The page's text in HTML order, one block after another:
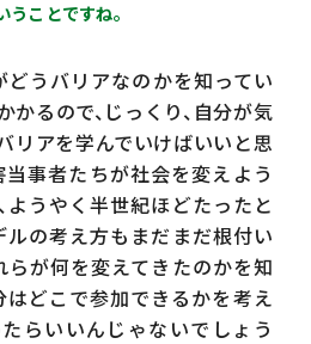
ことですね。
どうバリアなのかを知ってい
かるので、じっくり、自分が気
リアを学んでいけばいいと思
当事者たちが社会を変えよう
ようやく半世紀ほどたったと
ルの考え方もまだまだ根付い
らが何を変えてきたのかを知
はどこで参加できるかを考え
らいいんじゃないでしょう